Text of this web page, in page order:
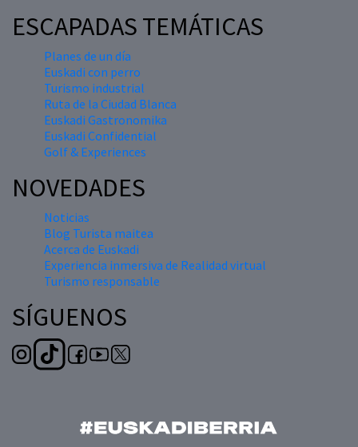
ESCAPADAS TEMÁTICAS
Planes de un día
Euskadi con perro
Turismo industrial
Ruta de la Ciudad Blanca
Euskadi Gastronomika
Euskadi Confidential
Golf & Experiences
NOVEDADES
Noticias
Blog Turista maitea
Acerca de Euskadi
Experiencia inmersiva de Realidad virtual
Turismo responsable
SÍGUENOS